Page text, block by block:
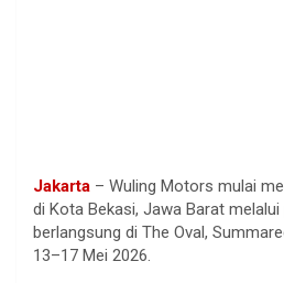
Jakarta – Wuling Motors mulai
di Kota Bekasi, Jawa Barat
berlangsung di The Oval,
13–17 Mei 2026.